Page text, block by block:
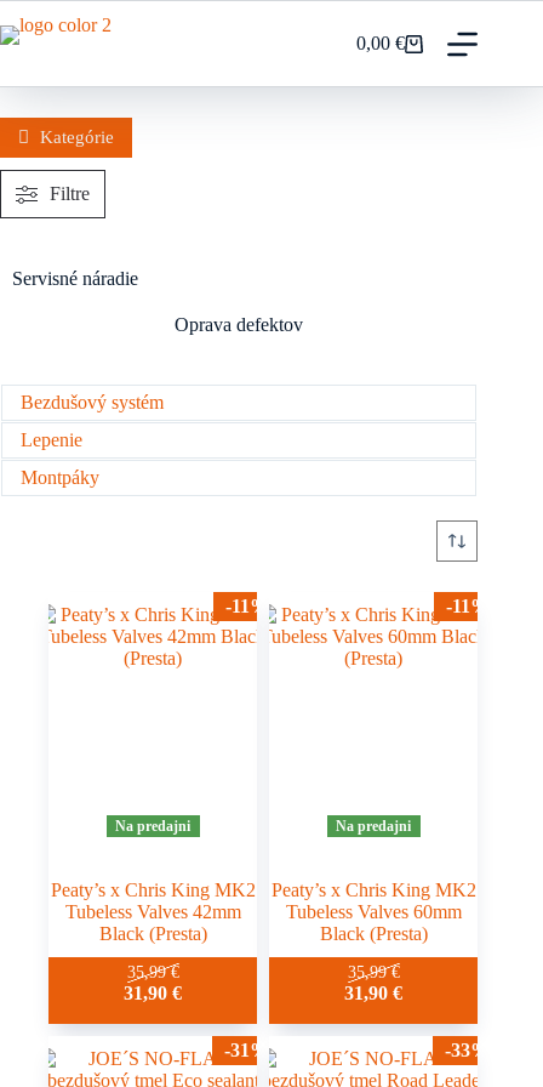
na
Nákupný
0,00€
Servisné náradie
Oprava defektov
Bezdušový systém
Lepenie
Montpáky
-11%
Na predajni
Peaty’s x Chris King MK2
Tubeless Valves 42mm
Black (Presta)
35,99€
31,90€
-11%
Na predajni
Peaty’s x Chris King MK2
Tubeless Valves 60mm
Black (Presta)
35,99€
31,90€
-31% -33%
Kategórie
Filtre